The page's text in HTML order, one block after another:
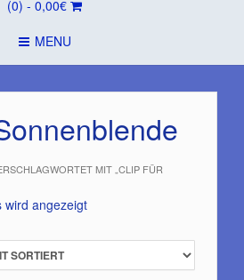
(0) - 0,00€
MENU
MIT „CLIP FÜR
wird angezeigt